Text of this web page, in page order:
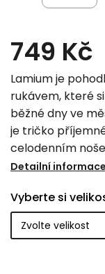
749 Kč
Lamium je
rukávem, které
běžné dny ve
je tričko
celodenním
volnější
pletárny.
Detailní informace
Vyberte si